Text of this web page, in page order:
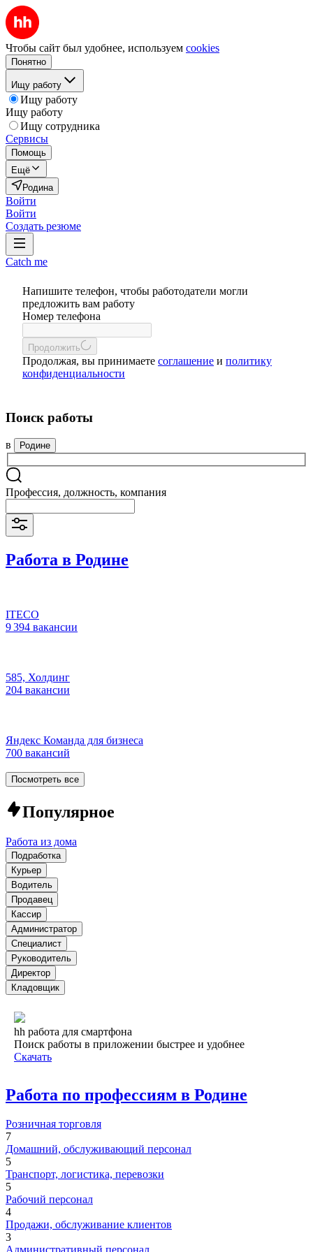
Чтобы сайт был удобнее, используем cookies
Понятно
Ищу работу
Ищу работу
Ищу работу
Ищу сотрудника
Сервисы
Помощь
Ещё
Родина
Войти
Войти
Создать резюме
Catch me
Напишите телефон, чтобы работодатели могли
предложить вам работу
Номер телефона
Продолжить
Продолжая, вы принимаете соглашение и политику
конфиденциальности
Поиск работы
в Родине
Профессия, должность, компания
Работа в Родине
ITECO
9 394 вакансии
585, Холдинг
204 вакансии
Яндекс Команда для бизнеса
700 вакансий
Посмотреть все
Популярное
Работа из дома
Подработка
Курьер
Водитель
Продавец
Кассир
Администратор
Специалист
Руководитель
Директор
Кладовщик
hh работа для смартфона
Поиск работы в приложении быстрее и удобнее
Скачать
Работа по профессиям в Родине
Розничная торговля
7
Домашний, обслуживающий персонал
5
Транспорт, логистика, перевозки
5
Рабочий персонал
4
Продажи, обслуживание клиентов
3